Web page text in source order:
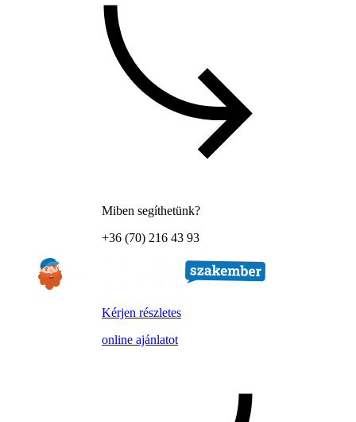
Miben segíthetünk?
+36 (70) 216 43 93
Kérjen részletes
online ajánlatot